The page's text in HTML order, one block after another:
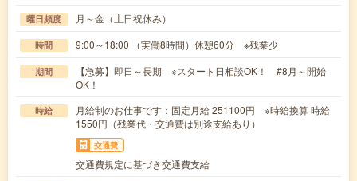
曜日頻度 月～金（土日祝休み）
時間 9:00～18:00 （実働8時間）休憩60分 ※残業少
期間
【急募】即日～長期 ※スタート日相談OK！ #8月～開始
OK！
時給
月給制のお仕事です：固定月給 251100円 ※時給換算 時給
1550円（残業代・交通費は別途支給あり）
交通費
交通費規定に基づき交通費支給